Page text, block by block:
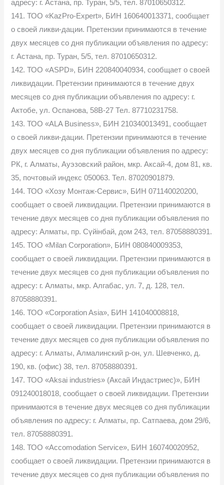
адресу: г. Астана, пр. Туран, 5/5, тел. 87010650312.
141. ТОО «KazPro-Expert», БИН 160640013371, сообщает
о своей ликви-дации. Претензии принимаются в течение
двух месяцев со дня публикации объявления по адресу:
г. Астана, пр. Туран, 5/5, тел. 87010650312.
142. ТОО «ASPD», БИН 220840040934, сообщает о своей
ликвидации. Претензии принимаются в течение двух
месяцев со дня публикации объявления по адресу: г.
Актобе, ул. Оспанова, 58В-27 Тел. 87710231758.
143. ТОО «ALA Business», БИН 210340013491, сообщает
о своей ликви-дации. Претензии принимаются в течение
двух месяцев со дня публикации объявления по адресу:
РК, г. Алматы, Ауэзовский район, мкр. Аксай-4, дом 81, кв.
35, почтовый индекс 050063. Тел. 87020901879.
144. ТОО «Хозу Монтаж-Сервис», БИН 071140020200,
сообщает о своей ликвидации. Претензии принимаются в
течение двух месяцев со дня публикации объявления по
адресу: Алматы, пр. Сүйінбай, дом 243, тел. 87058880391.
145. ТОО «Milan Corporation», БИН 080840009353,
сообщает о своей ликвидации. Претензии принимаются в
течение двух месяцев со дня публикации объявления по
адресу: г. Алматы, мкр. Алгабас, ул. 7, д. 128, тел.
87058880391.
146. ТОО «Corporation Asia», БИН 141040008818,
сообщает о своей ликвидации. Претензии принимаются в
течение двух месяцев со дня публикации объявления по
адресу: г. Алматы, Алмалинский р-он, ул. Шевченко, д.
190, кв. (офис) 38, тел. 87058880391.
147. ТОО «Aksai industries» (Аксай Индастриес)», БИН
091240018018, сообщает о своей ликвидации. Претензии
принимаются в течение двух месяцев со дня публикации
объявления по адресу: г. Алматы, пр. Сатпаева, дом 29/6,
тел. 87058880391.
148. ТОО «Accomodation Service», БИН 160740020952,
сообщает о своей ликвидации. Претензии принимаются в
течение двух месяцев со дня публикации объявления по